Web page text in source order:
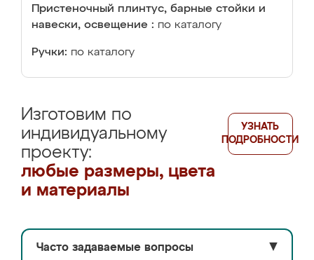
Пристеночный плинтус, барные стойки и
навески, освещение : по каталогу
Ручки: по каталогу
Изготовим по
индивидуальному
проекту:
любые размеры, цвета
и материалы
УЗНАТЬ
ПОДРОБНОСТИ
Часто задаваемые вопросы ▼